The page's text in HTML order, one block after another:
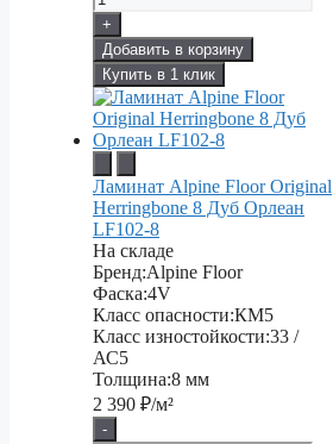
+
Добавить в корзину
Купить в 1 клик
Ламинат Alpine Floor Original
Herringbone 8 Дуб Орлеан
LF102-8
На складе
Бренд:Alpine Floor
Фаска:4V
Класс опасности:КМ5
Класс изностойкости:33 /
АС5
Толщина:8 мм
2 390 ₽/м²
-